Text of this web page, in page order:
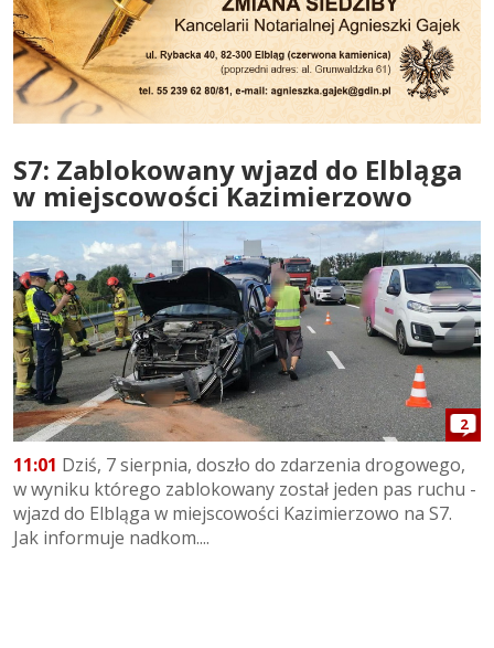
S7: Zablokowany wjazd do Elbląga
w miejscowości Kazimierzowo
2
11:01 Dziś, 7 sierpnia, doszło do zdarzenia drogowego,
w wyniku którego zablokowany został jeden pas ruchu -
wjazd do Elbląga w miejscowości Kazimierzowo na S7.
Jak informuje nadkom....